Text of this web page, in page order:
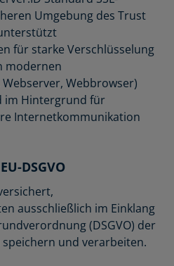
Umgebung des Trust
für starke Verschlüsselung
modernen
Webbrowser)
im Hintergrund für
Internetkommunikation
DSGVO
ausschließlich im Einklang
(DSGVO) der
und verarbeiten.